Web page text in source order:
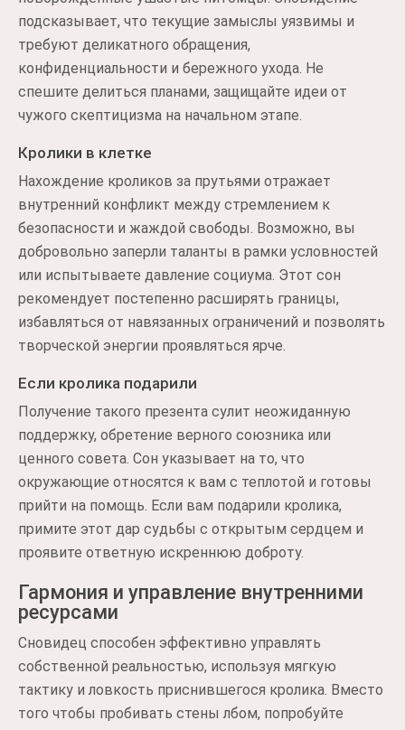
подсказывает, что текущие замыслы уязвимы и
требуют деликатного обращения,
конфиденциальности и бережного ухода. Не
спешите делиться планами, защищайте идеи от
чужого скептицизма на начальном этапе.
Кролики в клетке
Нахождение кроликов за прутьями отражает
внутренний конфликт между стремлением к
безопасности и жаждой свободы. Возможно, вы
добровольно заперли таланты в рамки условностей
или испытываете давление социума. Этот сон
рекомендует постепенно расширять границы,
избавляться от навязанных ограничений и позволять
творческой энергии проявляться ярче.
Если кролика подарили
Получение такого презента сулит неожиданную
поддержку, обретение верного союзника или
ценного совета. Сон указывает на то, что
окружающие относятся к вам с теплотой и готовы
прийти на помощь. Если вам подарили кролика,
примите этот дар судьбы с открытым сердцем и
проявите ответную искреннюю доброту.
Гармония и управление внутренними
ресурсами
Сновидец способен эффективно управлять
собственной реальностью, используя мягкую
тактику и ловкость приснившегося кролика. Вместо
того чтобы пробивать стены лбом, попробуйте